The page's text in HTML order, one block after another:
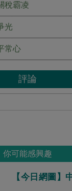
稅霸凌
光
常心
評論
你可能感興趣
【今日網圖】